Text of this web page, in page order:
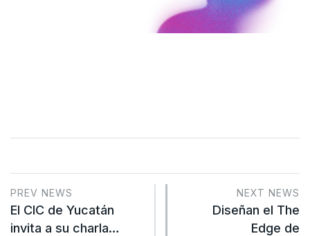
PREV NEWS
El CIC de Yucatán
invita a su charla…
NEXT NEWS
Diseñan el The
Edge de